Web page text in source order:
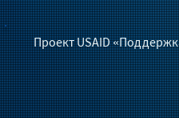
Проект USAID